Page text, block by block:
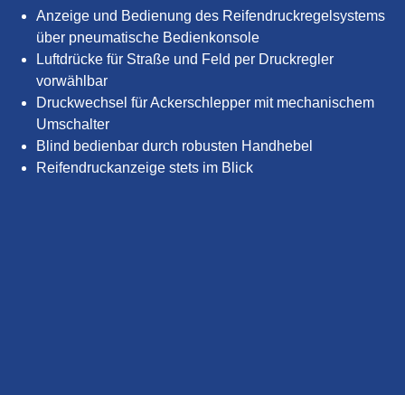
Anzeige und Bedienung des Reifendruckregelsystems
über pneumatische Bedienkonsole
Luftdrücke für Straße und Feld per Druckregler
vorwählbar
Druckwechsel für Ackerschlepper mit mechanischem
Umschalter
Blind bedienbar durch robusten Handhebel
Reifendruckanzeige stets im Blick